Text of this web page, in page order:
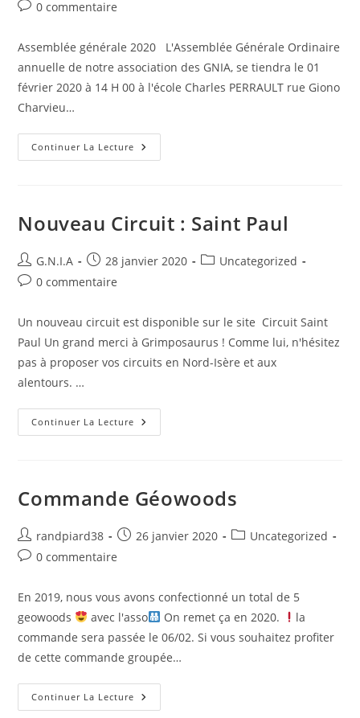
0 commentaire
Assemblée générale 2020 L'Assemblée Générale Ordinaire
annuelle de notre association des GNIA, se tiendra le 01
février 2020 à 14 H 00 à l'école Charles PERRAULT rue Giono
Charvieu…
Continuer La Lecture
Nouveau Circuit : Saint Paul
G.N.I.A 28 janvier 2020
Uncategorized
0 commentaire
Un nouveau circuit est disponible sur le site Circuit Saint
Paul Un grand merci à Grimposaurus ! Comme lui, n'hésitez
pas à proposer vos circuits en Nord-Isère et aux
alentours. …
Continuer La Lecture
Commande Géowoods
randpiard38 26 janvier 2020
Uncategorized
0 commentaire
En 2019, nous vous avons confectionné un total de 5
geowoods
avec l'asso On remet ça en 2020.
la
commande sera passée le 06/02. Si vous souhaitez profiter
de cette commande groupée…
Continuer La Lecture